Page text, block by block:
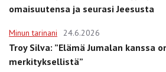
omaisuutensa ja seurasi Jeesusta
Minun tarinani 24.6.2026
Troy Silva: ”Elämä Jumalan kanssa
merkityksellistä”